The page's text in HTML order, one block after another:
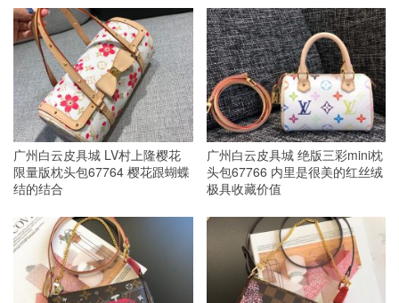
广州白云皮具城 LV村上隆樱花
限量版枕头包67764 樱花跟蝴蝶
结的结合
广州白云皮具城 绝版三彩mini枕
头包67766 内里是很美的红丝绒
极具收藏价值